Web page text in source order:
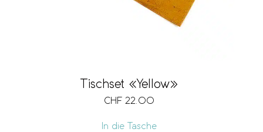
Tischset «Yellow»
CHF 22.00
In die Tasche